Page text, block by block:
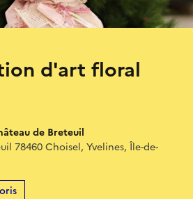
d'art floral
de Breteuil
78460 Choisel, Yvelines, Île-de-